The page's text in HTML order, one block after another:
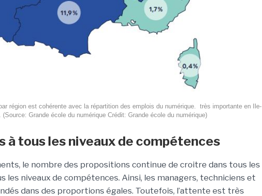
région est cohérente avec la répartition des emplois du numérique. très importante en Ile-
(Source: Grande école du numérique Crédit: Grande école du numérique)
à tous les niveaux de compétences
le nombre des propositions continue de croitre dans tous les
les niveaux de compétences. Ainsi, les managers, techniciens et
dans des proportions égales. Toutefois, l’attente est très